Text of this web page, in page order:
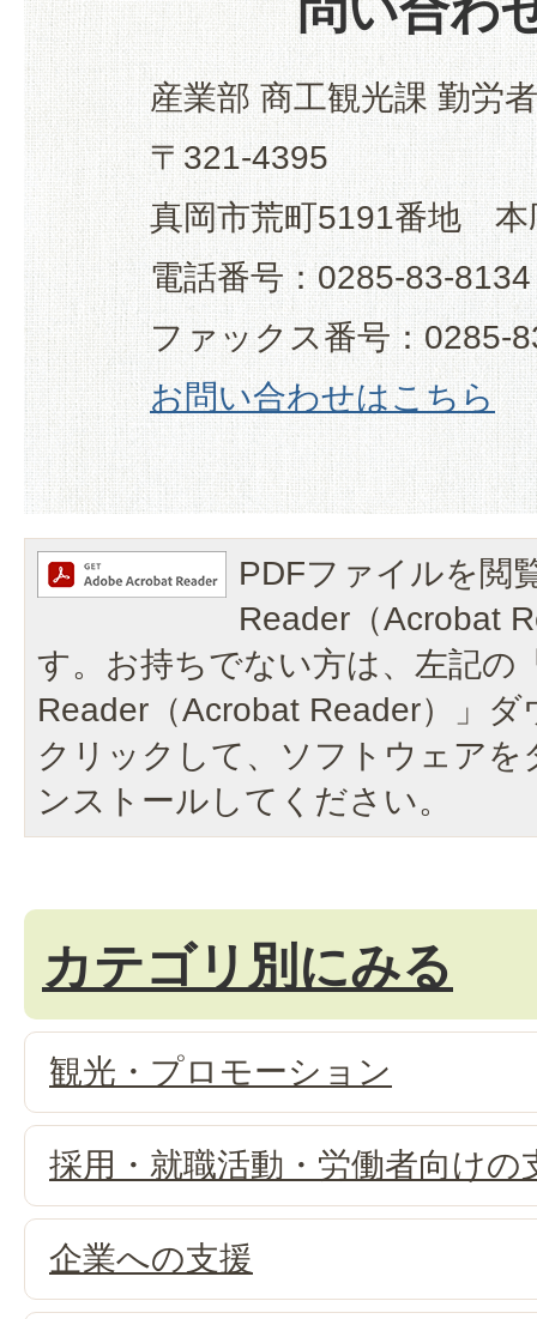
産業部 商工観光課 勤労
〒321-4395
真岡市荒町5191番地 本
電話番号：0285-83-8134
ファックス番号：0285-
お問い合わせはこちら
PDFファイルを閲
Reader（Acrobat
す。お持ちでない方は、左記の
Reader（Acrobat Reader）」
クリックして、ソフトウェア
ンストールしてください。
カテゴリ別にみる
観光・プロモーション
採用・就職活動・労働者向けの
企業への支援